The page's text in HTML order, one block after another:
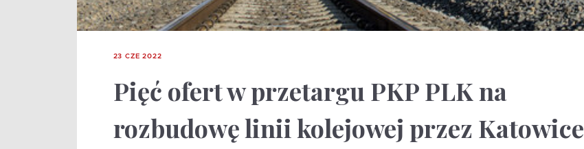
23 CZE 2022
Pięć ofert w przetargu PKP PLK na
rozbudowę linii kolejowej przez Katowice